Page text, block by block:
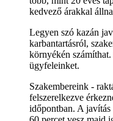
kedvező árakkal
Legyen szó kazán
karbantartásról,
környékén
ügyfeleinket.
Szakembereink -
felszerelkezve
időpontban. A javítás